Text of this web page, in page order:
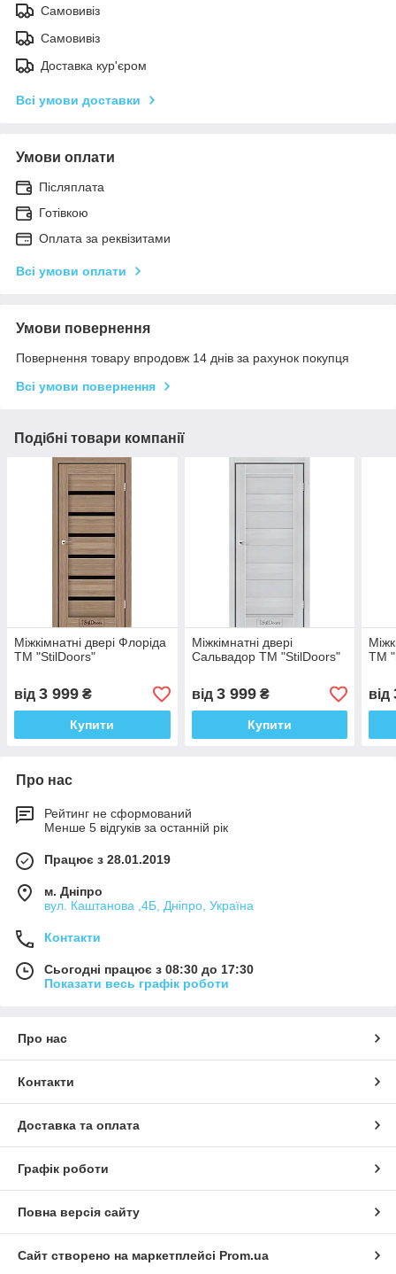
Самовивіз
Самовивіз
Доставка кур'єром
Всі умови доставки
Умови оплати
Післяплата
Готівкою
Оплата за реквізитами
Всі умови оплати
Умови повернення
Повернення товару впродовж 14 днів за рахунок покупця
Всі умови повернення
Подібні товари компанії
Міжкімнатні двері Флоріда
ТМ "StilDoors"
від 3 999 ₴
Купити
Міжкімнатні двері
Сальвадор ТМ "StilDoors"
від 3 999₴
Купити
ТМ
від
Про нас
Рейтинг не сформований
Менше 5 відгуків за останній рік
Працює з 28.01.2019
м. Дніпро
вул. Каштанова ,4Б, Дніпро, Україна
Контакти
Сьогодні працює з 08:30 до 17:30
Показати весь графік роботи
Про нас
Контакти
Доставка та оплата
Графік роботи
Повна версія сайту
Сайт створено на маркетплейсі Prom.ua